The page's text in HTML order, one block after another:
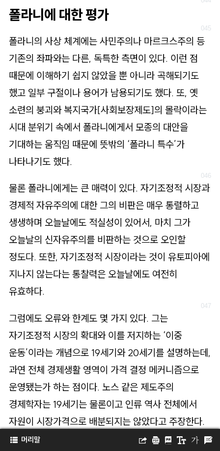
폴라니에 대한 평가
폴라니의 사상 체계에는 사민주의나 마르크스주의 등
기존의 좌파와는 다른, 독특한 측면이 있다. 이런 점
때문에 이해하기 쉽지 않았을 뿐 아니라 곡해되기도
했고 일부 구절이나 용어가 남용되기도 했다. 또, 옛
소련의 붕괴와 복지국가[사회보장제도]의 몰락이라는
시대 분위기 속에서 폴라니에게서 모종의 대안을
기대하는 움직임 때문에 뜻밖의 ‘폴라니 특수’가
나타나기도 했다.
물론 폴라니에게는 큰 매력이 있다. 자기조정적 시장과
경제적 자유주의에 대한 그의 비판은 매우 통렬하고
생생하며 오늘날에도 적실성이 있어서, 마치 그가
오늘날의 신자유주의를 비판하는 것으로 오인할
정도다. 또한, 자기조정적 시장이라는 것이 유토피아에
지나지 않는다는 통찰력은 오늘날에도 여전히
유효하다.
그럼에도 오류와 한계도 몇 가지 있다. 그는
자기조정적 시장의 확대와 이를 저지하는 ‘이중
운동’이라는 개념으로 19세기와 20세기를 설명하는데,
과연 전체 경제생활 영역이 가격 결정 메커니즘으로
운영됐는가 하는 점이다. 노스 같은 제도주의
경제학자는 19세기는 물론이고 인류 역사 전체에서
자원이 시장가격으로 배분되지는 않았다고 주장한다.
주류 경제학에서 제시하는 완전경쟁 시장은 결코
머리말